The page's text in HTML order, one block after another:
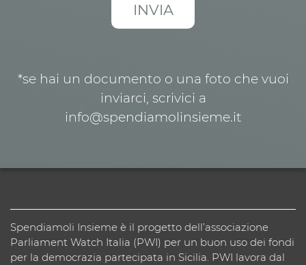
*se hai un documento o una foto che vuoi
inviarci, scrivici a
info@spendiamolinsieme.it
Spendiamoli Insieme è il progetto dell’associazione
Parliament Watch Italia (PWI) per un buon uso dei fondi
per la democrazia partecipata in Sicilia. PWI lavora dal